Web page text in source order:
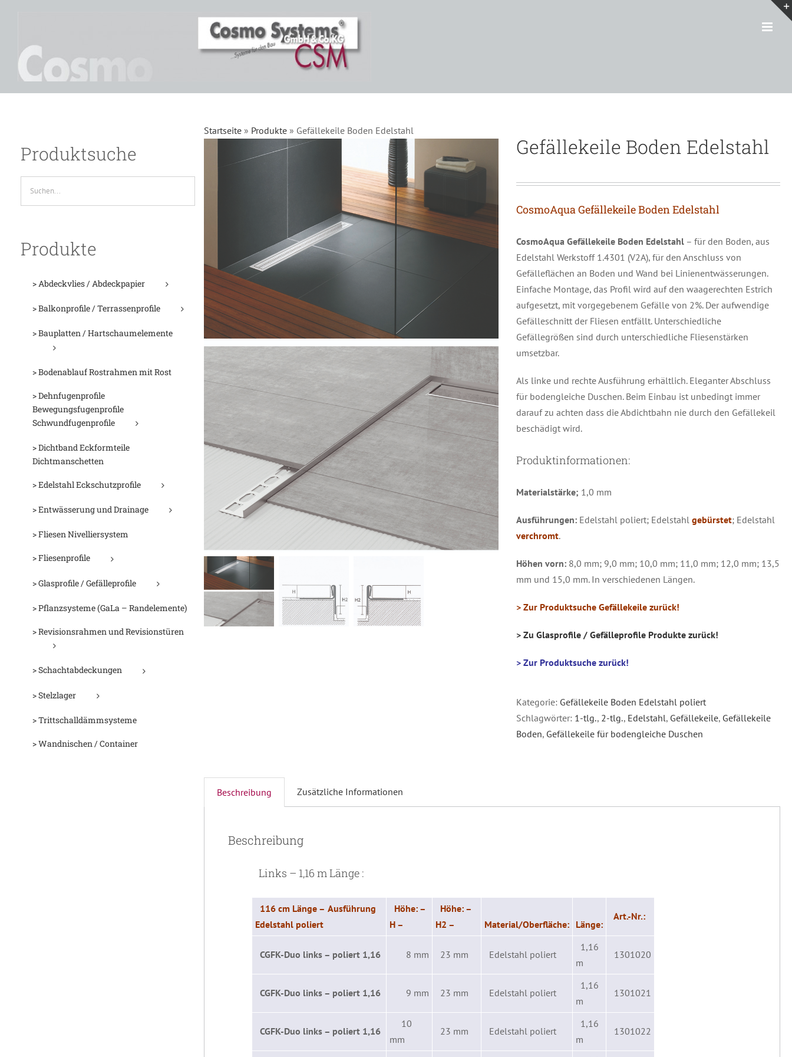
Startseite » Produkte » Gefällekeile Boden Edelstahl
Gefällekeile Boden Edelstahl
CosmoAqua Gefällekeile Boden Edelstahl
CosmoAqua Gefällekeile Boden Edelstahl – für den Boden, aus
Edelstahl Werkstoff 1.4301 (V2A), für den Anschluss von
Gefälleflächen an Boden und Wand bei Linienentwässerungen.
Einfache Montage, das Profil wird auf den waagerechten Estrich
aufgesetzt, mit vorgegebenem Gefälle von 2%. Der aufwendige
Gefälleschnitt der Fliesen entfällt. Unterschiedliche
Gefällegrößen sind durch unterschiedliche Fliesenstärken
umsetzbar.
Als linke und rechte Ausführung erhältlich. Eleganter Abschluss
für bodengleiche Duschen. Beim Einbau ist unbedingt immer
darauf zu achten dass die Abdichtbahn nie durch den Gefällekeil
beschädigt wird.
Produktinformationen:
Materialstärke; 1,0 mm
Ausführungen: Edelstahl poliert; Edelstahl gebürstet; Edelstahl
verchromt.
Höhen vorn: 8,0 mm; 9,0 mm; 10,0 mm; 11,0 mm; 12,0 mm; 13,5
mm und 15,0 mm. In verschiedenen Längen.
> Zur Produktsuche Gefällekeile zurück!
> Zu Glasprofile / Gefälleprofile Produkte zurück!
> Zur Produktsuche zurück!
Kategorie: Gefällekeile Boden Edelstahl poliert
Schlagwörter: 1-tlg., 2-tlg., Edelstahl, Gefällekeile, Gefällekeile
Boden, Gefällekeile für bodengleiche Duschen
Beschreibung Zusätzliche Informationen
Beschreibung
Links – 1,16 m Länge :
116 cm Länge – Ausführung
Edelstahl poliert
Höhe: –
H –
Höhe: –
H2 –
Material/Oberfläche: Länge:
Art.-Nr.:
CGFK-Duo links – poliert 1,16 8 mm 23 mm Edelstahl poliert
1,16
m
1301020
CGFK-Duo links – poliert 1,16 9 mm 23 mm Edelstahl poliert
1,16
m
1301021
CGFK-Duo links – poliert 1,16
10
mm
23 mm Edelstahl poliert
1,16
m
1301022
Produktsuche
Produkte
> Abdeckvlies / Abdeckpapier
> Balkonprofile / Terrassenprofile
> Bauplatten / Hartschaumelemente
> Bodenablauf Rostrahmen mit Rost
> Dehnfugenprofile
Bewegungsfugenprofile
Schwundfugenprofile
> Dichtband Eckformteile
Dichtmanschetten
> Edelstahl Eckschutzprofile
> Entwässerung und Drainage
> Fliesen Nivelliersystem
> Fliesenprofile
> Glasprofile / Gefälleprofile
> Pflanzsysteme (GaLa – Randelemente)
> Revisionsrahmen und Revisionstüren
> Schachtabdeckungen
> Stelzlager
> Trittschalldämmsysteme
> Wandnischen / Container